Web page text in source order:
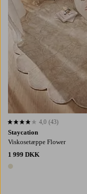
Staycation
Viskosetæppe Flower
1 999 DKK
1 farve
4,0 baseret på 43 bedømmelser
4,0 (43)